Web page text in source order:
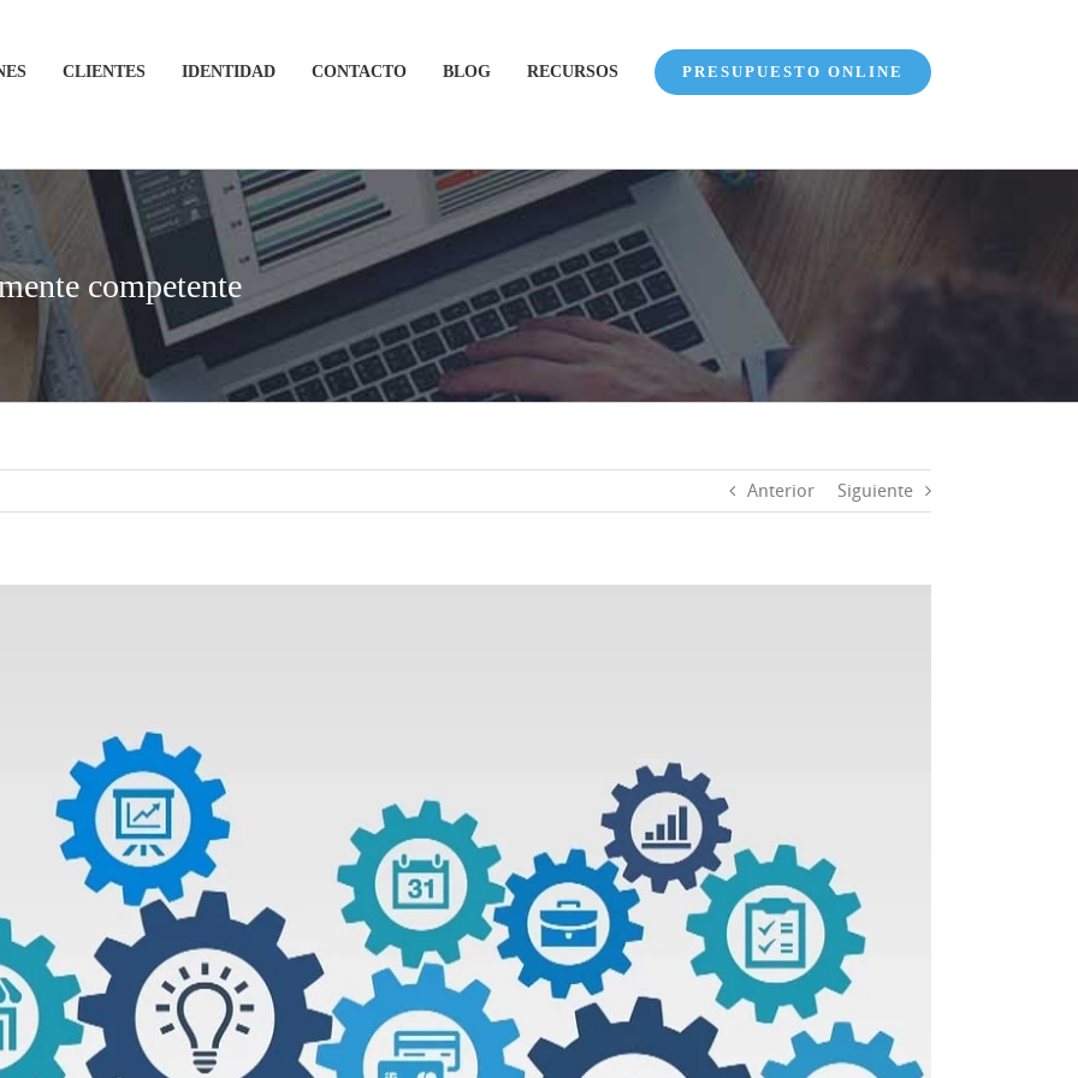
CLIENTES IDENTIDAD CONTACTO BLOG RECURSOS PRESUPUESTO ONLINE
competente
Anterior Siguiente